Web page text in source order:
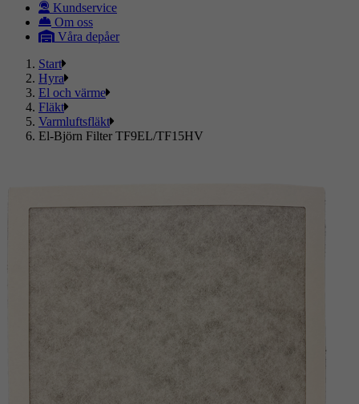
Kundservice
Om oss
Våra depåer
Start
Hyra
El och värme
Fläkt
Varmluftsfläkt
El-Björn Filter TF9EL/TF15HV